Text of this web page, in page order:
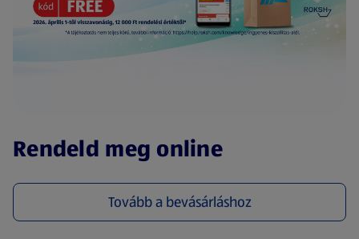
Rendeld meg online
Tovább a bevásárláshoz
(új oldalon nyílik meg)